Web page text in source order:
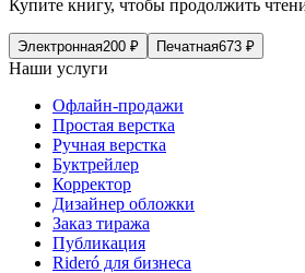
Купите книгу, чтобы продолжить
Электронная200 ₽ Печатная673 ₽
Наши услуги
Офлайн-продажи
Простая верстка
Ручная верстка
Буктрейлер
Корректор
Дизайнер обложки
Заказ тиража
Публикация
Rideró для бизнеса